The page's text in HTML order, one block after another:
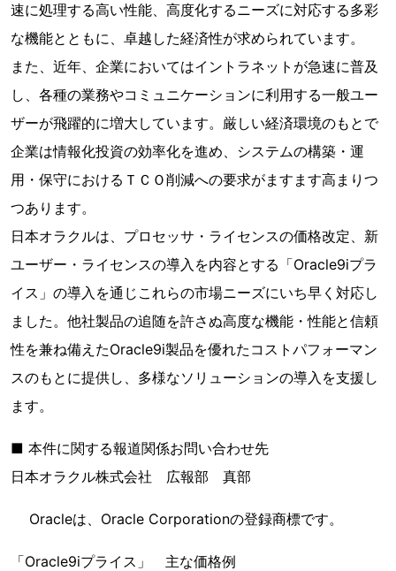
速に処理する高い性能、高度化するニーズに対応する多彩
な機能とともに、卓越した経済性が求められています。
また、近年、企業においてはイントラネットが急速に普及
し、各種の業務やコミュニケーションに利用する一般ユー
ザーが飛躍的に増大しています。厳しい経済環境のもとで
企業は情報化投資の効率化を進め、システムの構築・運
用・保守におけるＴＣＯ削減への要求がますます高まりつ
つあります。
日本オラクルは、プロセッサ・ライセンスの価格改定、新
ユーザー・ライセンスの導入を内容とする「Oracle9iプラ
イス」の導入を通じこれらの市場ニーズにいち早く対応し
ました。他社製品の追随を許さぬ高度な機能・性能と信頼
性を兼ね備えたOracle9i製品を優れたコストパフォーマン
スのもとに提供し、多様なソリューションの導入を支援し
ます。
■ 本件に関する報道関係お問い合わせ先
日本オラクル株式会社 広報部 真部
Oracleは、Oracle Corporationの登録商標です。
「Oracle9iプライス」 主な価格例